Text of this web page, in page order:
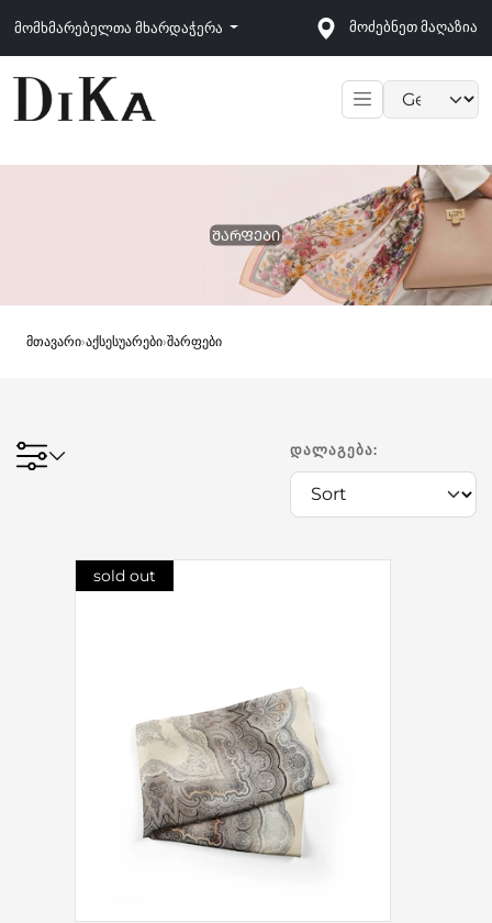
მომხმარებელთა მხარდაჭერა მოძებნეთ მაღაზია
ᲨᲐᲠᲤᲔᲑᲘ
მთავარი›აქსესუარები›შარფები
ᲓᲐᲚᲐᲒᲔᲑᲐ:
sold out